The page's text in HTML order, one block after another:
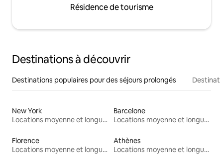
Résidence de tourisme
Destinations à découvrir
Destinations populaires pour des séjours prolongés
New York
Locations moyenne et longue durée
Barcelone
Locations moyenne et longue durée
Florence
Locations moyenne et longue durée
Athènes
Locations moyenne et longue durée